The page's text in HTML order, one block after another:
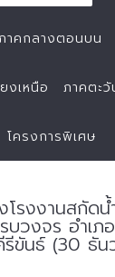
าคกลางตอนบน
งเหนือ ภาคตะ
โครงการพิเศษ
โรงงานสกัด
บวงจร อำเภ
ขันธ์ (30 ธัน